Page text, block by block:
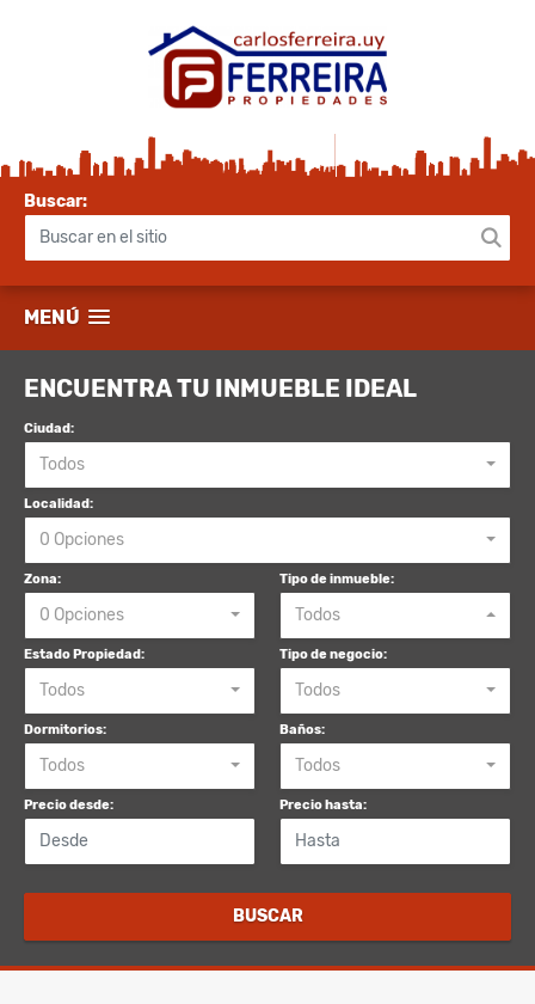
Buscar:
MENÚ
ENCUENTRA TU INMUEBLE IDEAL
Ciudad:
Todos
Localidad:
0 Opciones
Zona:
0 Opciones
Tipo de inmueble:
Todos
Estado Propiedad:
Todos
Tipo de negocio:
Todos
Dormitorios:
Todos
Baños:
Todos
Precio desde: Precio hasta:
BUSCAR